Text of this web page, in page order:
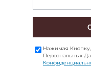
Нажимая
Персональных